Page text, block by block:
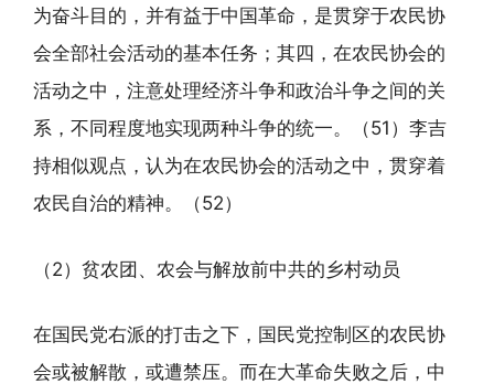
为奋斗目的，并有益于中国革命，是贯穿于农民协
会全部社会活动的基本任务；其四，在农民协会的
活动之中，注意处理经济斗争和政治斗争之间的关
系，不同程度地实现两种斗争的统一。（51）李吉
持相似观点，认为在农民协会的活动之中，贯穿着
农民自治的精神。（52）
（2）贫农团、农会与解放前中共的乡村动员
在国民党右派的打击之下，国民党控制区的农民协
会或被解散，或遭禁压。而在大革命失败之后，中